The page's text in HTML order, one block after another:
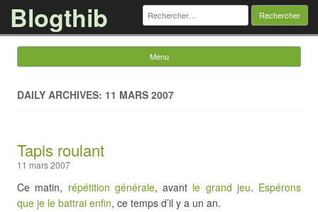
Blogthib Rechercher :
Menu
DAILY ARCHIVES: 11 MARS 2007
Tapis roulant
11 mars 2007
Ce matin, répétition générale, avant le grand jeu. Espérons
que je le battrai enfin, ce temps d’il y a un an.